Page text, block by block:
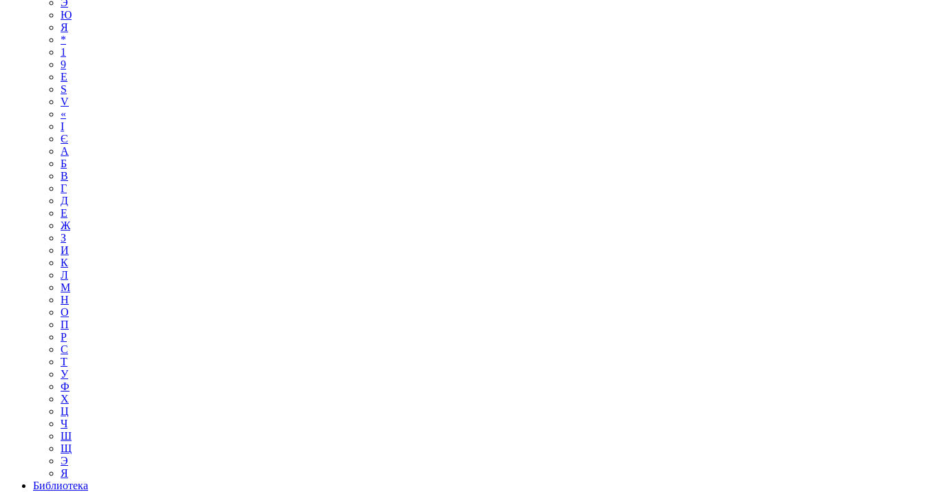
Ю
Я
*
1
9
E
S
V
«
І
Є
А
Б
В
Г
Д
Е
Ж
З
И
К
Л
М
Н
О
П
Р
С
Т
У
Ф
Х
Ц
Ч
Ш
Щ
Э
Я
Библиотека